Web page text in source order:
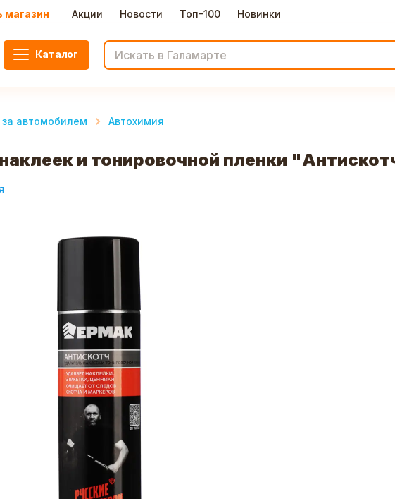
магазин Акции Новости Топ-100 Новинки
Каталог
за автомобилем Автохимия
и тонировочной пленки